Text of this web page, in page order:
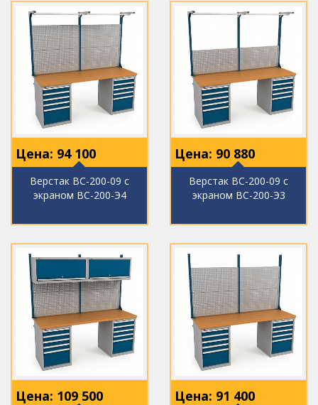
Цена: 94 100
Верстак ВС-200-09 с
экраном ВС-200-Э4
Цена: 90 880
Верстак ВС-200-09 с
экраном ВС-200-Э3
Цена: 109 500 Цена: 91 400